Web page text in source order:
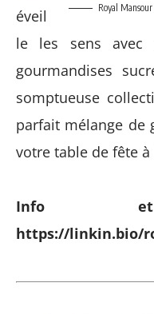
Royal
éveil
le les sens avec
gourmandises
somptueuse
parfait mélange de
votre table de fête à
Info et
https://linkin.bio/